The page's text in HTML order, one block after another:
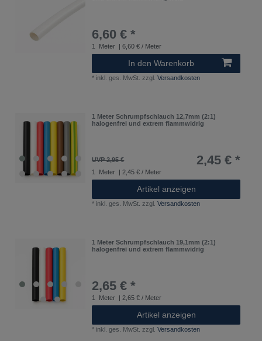
6,60 € *
1 Meter | 6,60 € / Meter
In den Warenkorb
* inkl. ges. MwSt. zzgl.Versandkosten
1 Meter Schrumpfschlauch 12,7mm (2:1)
halogenfrei und extrem flammwidrig
UVP 2,95 € 2,45 € *
1 Meter | 2,45 € / Meter
Artikel anzeigen
* inkl. ges. MwSt. zzgl.Versandkosten
1 Meter Schrumpfschlauch 19,1mm (2:1)
halogenfrei und extrem flammwidrig
2,65 € *
1 Meter | 2,65 € / Meter
Artikel anzeigen
* inkl. ges. MwSt. zzgl.Versandkosten